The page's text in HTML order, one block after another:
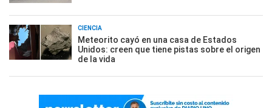
CIENCIA
Meteorito cayó en una casa de Estados
Unidos: creen que tiene pistas sobre el origen
de la vida